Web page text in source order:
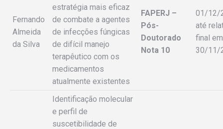
Fernando
Almeida
da Silva
estratégia mais eficaz
de combate a agentes
de infecções fúngicas
de difícil manejo
terapêutico com os
medicamentos
atualmente existentes
FAPERJ –
Pós-
Doutorado
Nota 10
01/12/
até
final em
30/11/
Identificação molecular
e perfil de
suscetibilidade de